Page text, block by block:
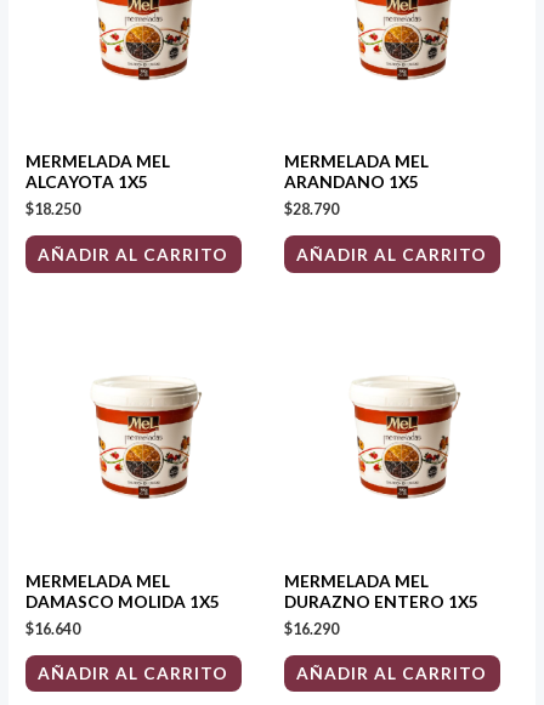
MERMELADA MEL
ALCAYOTA 1X5
$18.250
AÑADIR AL CARRITO
MERMELADA MEL
ARANDANO 1X5
$28.790
AÑADIR AL CARRITO
MERMELADA MEL
DAMASCO MOLIDA 1X5
$16.640
AÑADIR AL CARRITO
MERMELADA MEL
DURAZNO ENTERO 1X5
$16.290
AÑADIR AL CARRITO